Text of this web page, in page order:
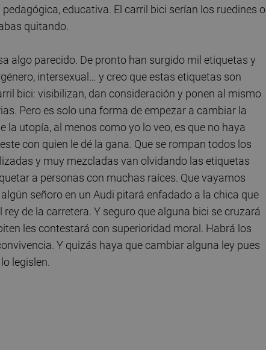
educativa. El carril bici serían los ruedines o
quitando.
algo parecido. De pronto han surgido mil etiquetas y
intersexual… y creo que estas etiquetas son
bici: visibilizan, dan consideración y ponen al mismo
Pero es solo una forma de empezar a cambiar la
la utopía, al menos como yo lo veo, es que no haya
con quien le dé la gana. Que se rompan todos los
y muy mezcladas van olvidando las etiquetas
a personas con muchas raíces. Que vayamos
señoro en un Audi pitará enfadado a la chica que
de la carretera. Y seguro que alguna bici se cruzará
les contestará con superioridad moral. Habrá los
Y quizás haya que cambiar alguna ley pues
legislen.